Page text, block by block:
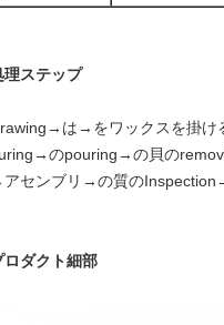
理ステップ
は→をワックスを掛け
のpouring→の貝の
センブリ→の質の
ロダクト細部